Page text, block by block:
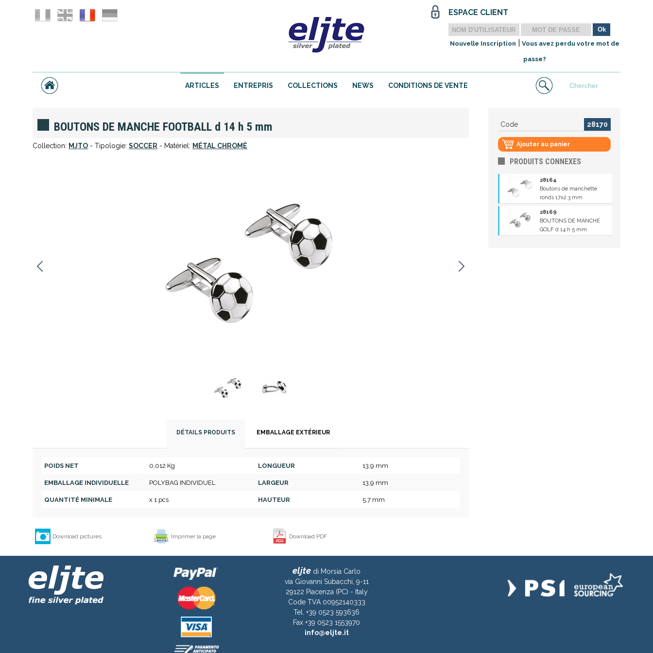
ESPACE CLIENT
Nouvelle Inscription Vous avez perdu votre mot de
passe?
ARTICLES ENTREPRIS COLLECTIONS NEWS CONDITIONS DE VENTE
BOUTONS DE MANCHE FOOTBALL d 14 h 5 mm
Collection: MJTO - Tipologie:SOCCER - Matériel: MÉTAL CHROMÉ
DÉTAILS PRODUITS EMBALLAGE EXTÉRIEUR
POIDS NET 0,012 Kg LONGUEUR 13,9 mm
EMBALLAGE INDIVIDUELLE POLYBAG INDIVIDUEL LARGEUR 13,9 mm
QUANTITÉ MINIMALE x 1 pcs HAUTEUR 5,7 mm
Download pictures Imprimer la page Download PDF
Code 28170
Ajouter au panier
PRODUITS CONNEXES
28164
Boutons de manchette
ronds 17x2.3 mm
28169
BOUTONS DE MANCHE
GOLF d 14 h 5 mm
eljte di Morsia Carlo
via Giovanni Subacchi, 9-11
29122 Piacenza (PC) - Italy
Code TVA 00952140333
Tel. +39 0523 593636
Fax +39 0523 1553970
info@eljte.it